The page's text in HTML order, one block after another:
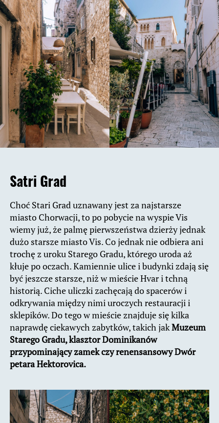
Satri Grad
Choć Stari Grad uznawany jest za najstarsze
miasto Chorwacji, to po pobycie na wyspie Vis
wiemy już, że palmę pierwszeństwa dzierży jednak
dużo starsze miasto Vis. Co jednak nie odbiera ani
trochę z uroku Starego Gradu, którego uroda aż
kłuje po oczach. Kamiennie ulice i budynki zdają się
być jeszcze starsze, niż w mieście Hvar i tchną
historią. Ciche uliczki zachęcają do spacerów i
odkrywania między nimi uroczych restauracji i
sklepików. Do tego w mieście znajduje się kilka
naprawdę ciekawych zabytków, takich jakMuzeum
Starego Gradu, klasztor Dominikanów
przypominający zamek czy renensansowy Dwór
petara Hektorovica.